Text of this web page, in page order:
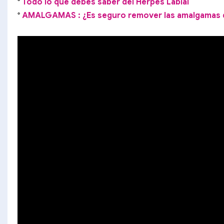
° Todo lo que debes saber del Herpes Labial
° AMALGAMAS : ¿Es seguro remover las amalgamas